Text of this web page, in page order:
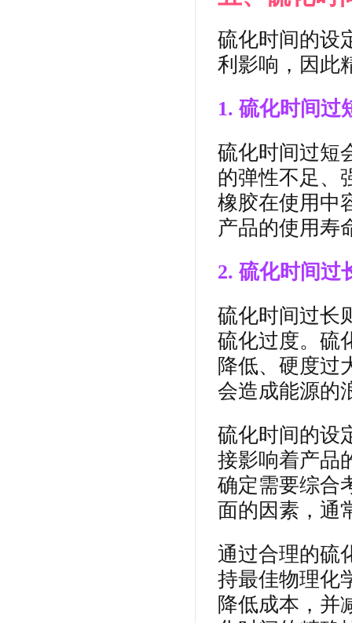
硫化时间的设
利 影响，因此
1. 硫化时间过
硫化时间过短
的弹性不足、
橡胶在使用中
产品的使用寿
2. 硫化时间过
硫化时间过长
硫化过度。硫
降低、硬度过
会造成能源的
硫化时间的设
接影响着产品
确定需要综合
面的因素，通
通过合理的硫
持最佳物理化
降低成本，并